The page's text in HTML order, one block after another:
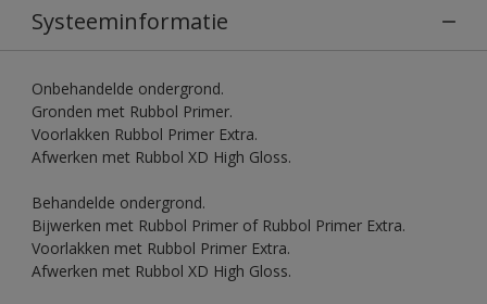
Systeeminformatie
Onbehandelde ondergrond.
Gronden met Rubbol Primer.
Voorlakken Rubbol Primer Extra.
Afwerken met Rubbol XD High Gloss.
Behandelde ondergrond.
Bijwerken met Rubbol Primer of Rubbol Primer Extra.
Voorlakken met Rubbol Primer Extra.
Afwerken met Rubbol XD High Gloss.